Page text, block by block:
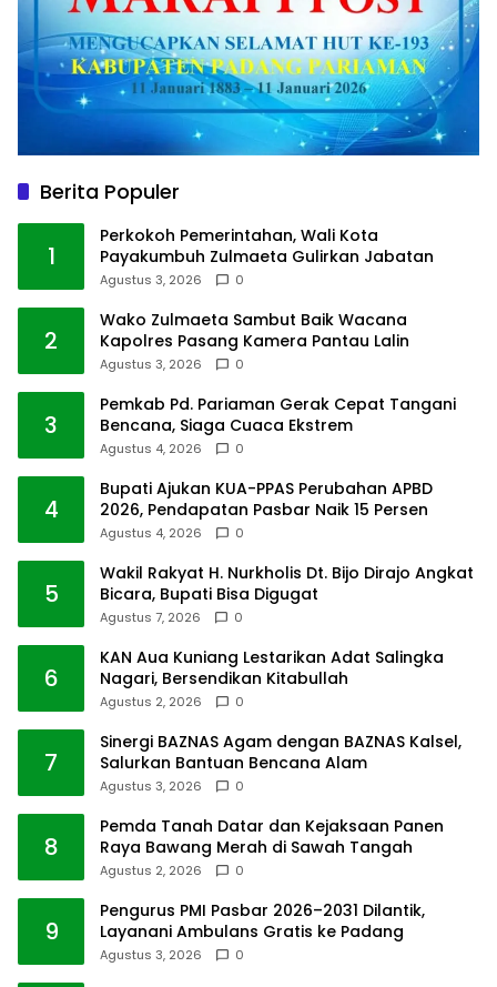
Berita Populer
1
Perkokoh Pemerintahan, Wali Kota
Payakumbuh Zulmaeta Gulirkan Jabatan
Agustus 3, 2026 0
2
Wako Zulmaeta Sambut Baik Wacana
Kapolres Pasang Kamera Pantau Lalin
Agustus 3, 2026 0
3
Pemkab Pd. Pariaman Gerak Cepat Tangani
Bencana, Siaga Cuaca Ekstrem
Agustus 4, 2026 0
4
Bupati Ajukan KUA-PPAS Perubahan APBD
2026, Pendapatan Pasbar Naik 15 Persen
Agustus 4, 2026 0
5
Wakil Rakyat H. Nurkholis Dt. Bijo Dirajo Angkat
Bicara, Bupati Bisa Digugat
Agustus 7, 2026 0
6
KAN Aua Kuniang Lestarikan Adat Salingka
Nagari, Bersendikan Kitabullah
Agustus 2, 2026 0
7
Sinergi BAZNAS Agam dengan BAZNAS Kalsel,
Salurkan Bantuan Bencana Alam
Agustus 3, 2026 0
8
Pemda Tanah Datar dan Kejaksaan Panen
Raya Bawang Merah di Sawah Tangah
Agustus 2, 2026 0
9
Pengurus PMI Pasbar 2026–2031 Dilantik,
Layanani Ambulans Gratis ke Padang
Agustus 3, 2026 0